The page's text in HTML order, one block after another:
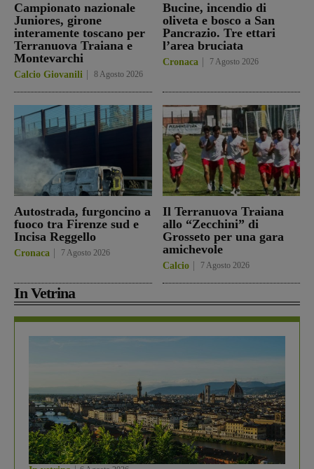
Campionato nazionale
Juniores, girone
interamente toscano per
Terranuova Traiana e
Montevarchi
Calcio Giovanili 8 Agosto 2026
Bucine, incendio di
oliveta e bosco a San
Pancrazio. Tre ettari
l’area bruciata
Cronaca 7 Agosto 2026
Autostrada, furgoncino a
fuoco tra Firenze sud e
Incisa Reggello
Cronaca 7 Agosto 2026
Il Terranuova Traiana
allo “Zecchini” di
Grosseto per una gara
amichevole
Calcio 7 Agosto 2026
In Vetrina